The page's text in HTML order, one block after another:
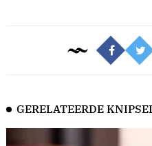
GERELATEERDE